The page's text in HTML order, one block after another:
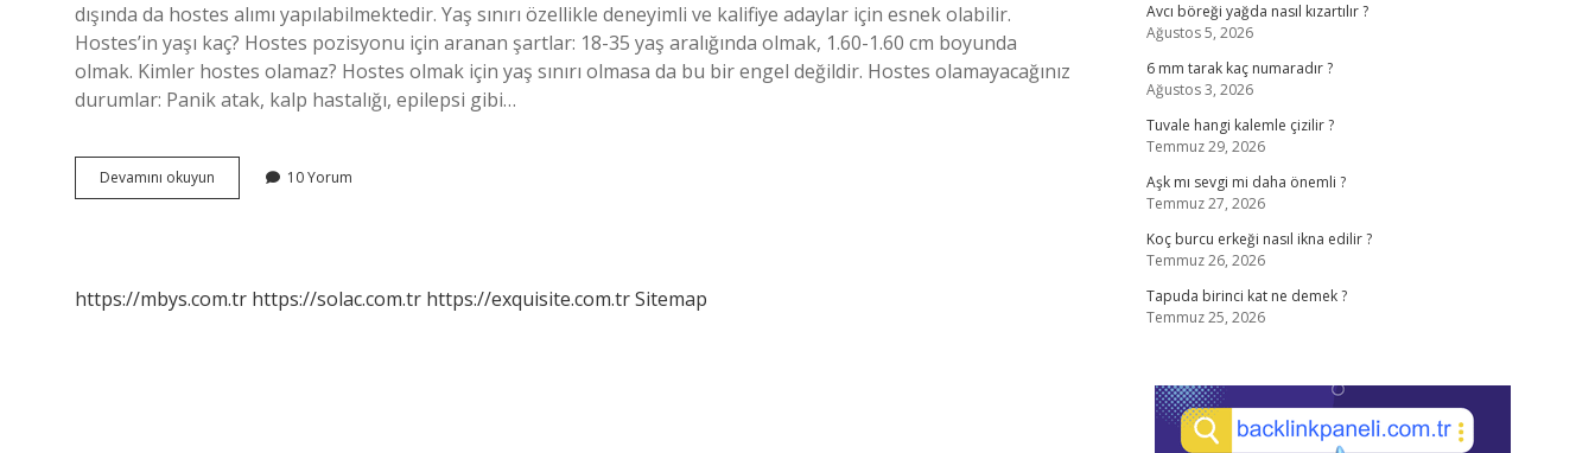
dışında da hostes alımı yapılabilmektedir. Yaş sınırı özellikle deneyimli ve kalifiye adaylar için esnek olabilir.
Hostes’in yaşı kaç? Hostes pozisyonu için aranan şartlar: 18-35 yaş aralığında olmak, 1.60-1.60 cm boyunda
olmak. Kimler hostes olamaz? Hostes olmak için yaş sınırı olmasa da bu bir engel değildir. Hostes olamayacağınız
durumlar: Panik atak, kalp hastalığı, epilepsi gibi…
Devamını okuyun
Yaşında
10 Yorum
https://mbys.com.tr https://solac.com.tr https://exquisite.com.trSitemap
Avcı böreği yağda nasıl kızartılır ?
Ağustos 5, 2026
6 mm tarak kaç numaradır ?
Ağustos 3, 2026
Tuvale hangi kalemle çizilir ?
Temmuz 29, 2026
Aşk mı sevgi mi daha önemli ?
Temmuz 27, 2026
Koç burcu erkeği nasıl ikna edilir ?
Temmuz 26, 2026
Tapuda birinci kat ne demek ?
Temmuz 25, 2026